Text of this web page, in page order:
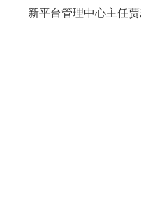
新平台管理中心主任